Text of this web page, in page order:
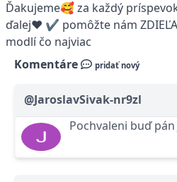
Ďakujeme🥰 za každý príspevok.
ďalej❤️ ✔️ pomôžte nám
modlí čo najviac
Komentáre
pridať nový
@JaroslavSivak-nr9zl
Pochvaleni buď